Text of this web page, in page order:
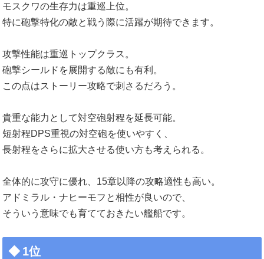
モスクワの生存力は重巡上位。
特に砲撃特化の敵と戦う際に活躍が期待できます。
攻撃性能は重巡トップクラス。
砲撃シールドを展開する敵にも有利。
この点はストーリー攻略で刺さるだろう。
貴重な能力として対空砲射程を延長可能。
短射程DPS重視の対空砲を使いやすく、
長射程をさらに拡大させる使い方も考えられる。
全体的に攻守に優れ、15章以降の攻略適性も高い。
アドミラル・ナヒーモフと相性が良いので、
そういう意味でも育てておきたい艦船です。
1位